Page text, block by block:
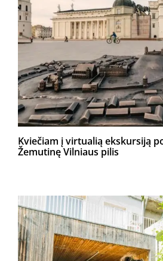
Kviečiam į virtualią ekskursiją
Žemutinę Vilniaus pilis